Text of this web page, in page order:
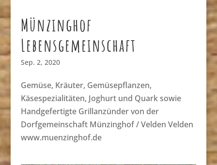
Münzinghof
Lebensgemeinschaft
Sep. 2, 2020
Gemüse, Kräuter, Gemüsepflanzen,
Käsespezialitäten, Joghurt und Quark sowie
Handgefertigte Grillanzünder von der
Dorfgemeinschaft Münzinghof / Velden Velden
www.muenzinghof.de